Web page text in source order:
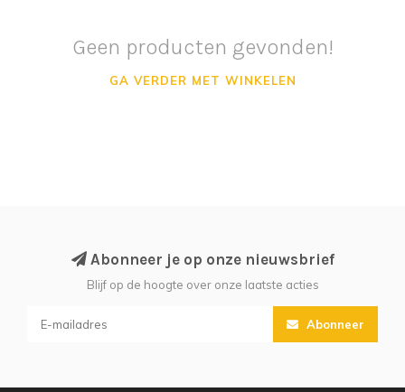
Geen producten gevonden!
GA VERDER MET WINKELEN
Abonneer je op onze nieuwsbrief
Blijf op de hoogte over onze laatste acties
Abonneer